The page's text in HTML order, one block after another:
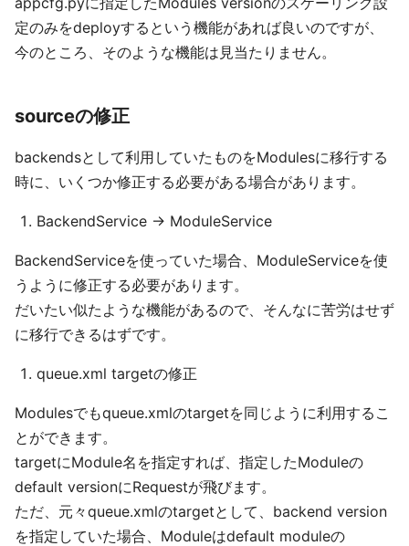
定のみをdeployするという機能があれば良いのですが、
今のところ、そのような機能は見当たりません。
sourceの修正
backendsとして利用していたものをModulesに移行する
時に、いくつか修正する必要がある場合があります。
BackendService -> ModuleService
BackendServiceを使っていた場合、ModuleServiceを使
うように修正する必要があります。
だいたい似たような機能があるので、そんなに苦労はせず
に移行できるはずです。
queue.xml targetの修正
Modulesでもqueue.xmlのtargetを同じように利用するこ
とができます。
targetにModule名を指定すれば、指定したModuleの
default versionにRequestが飛びます。
ただ、元々queue.xmlのtargetとして、backend version
を指定していた場合、Moduleはdefault moduleの